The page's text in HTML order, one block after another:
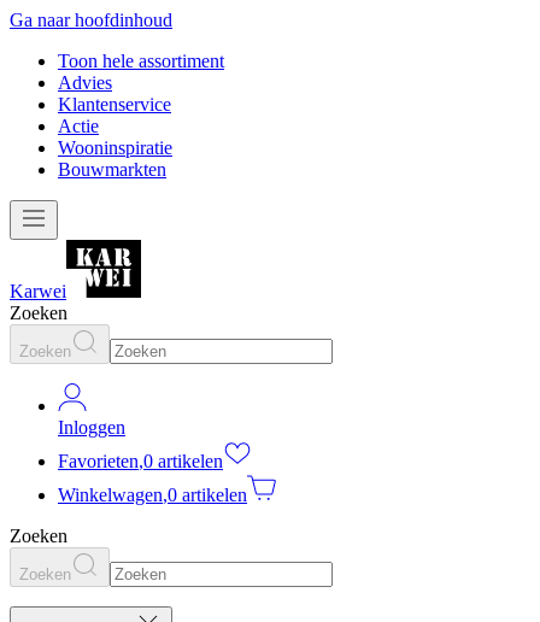
Ga naar hoofdinhoud
Toon hele assortiment
Advies
Klantenservice
Actie
Wooninspiratie
Bouwmarkten
Karwei
Zoeken
Zoeken
Inloggen
Favorieten,0 artikelen
Winkelwagen,0 artikelen
Zoeken
Zoeken